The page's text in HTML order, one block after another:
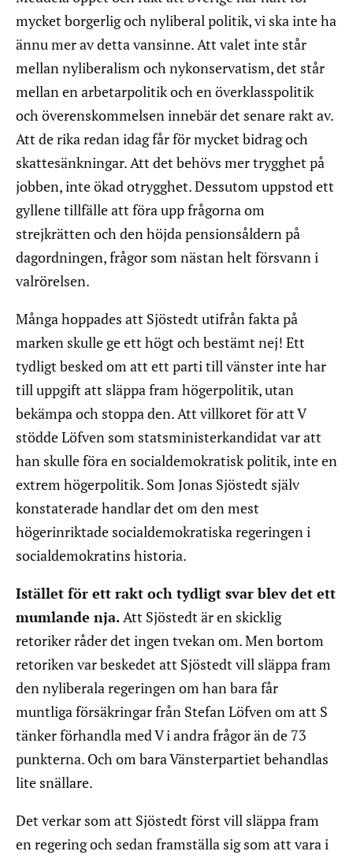
mycket borgerlig och nyliberal politik, vi ska inte ha
ännu mer av detta vansinne. Att valet inte står
mellan nyliberalism och nykonservatism, det står
mellan en arbetarpolitik och en överklasspolitik
och överenskommelsen innebär det senare rakt av.
Att de rika redan idag får för mycket bidrag och
skattesänkningar. Att det behövs mer trygghet på
jobben, inte ökad otrygghet. Dessutom uppstod ett
gyllene tillfälle att föra upp frågorna om
strejkrätten och den höjda pensionsåldern på
dagordningen, frågor som nästan helt försvann i
valrörelsen.
Många hoppades att Sjöstedt utifrån fakta på
marken skulle ge ett högt och bestämt nej! Ett
tydligt besked om att ett parti till vänster inte har
till uppgift att släppa fram högerpolitik, utan
bekämpa och stoppa den. Att villkoret för att V
stödde Löfven som statsministerkandidat var att
han skulle föra en socialdemokratisk politik, inte en
extrem högerpolitik. Som Jonas Sjöstedt själv
konstaterade handlar det om den mest
högerinriktade socialdemokratiska regeringen i
socialdemokratins historia.
Istället för ett rakt och tydligt svar blev det ett
mumlande nja.Att Sjöstedt är en skicklig
retoriker råder det ingen tvekan om. Men bortom
retoriken var beskedet att Sjöstedt vill släppa fram
den nyliberala regeringen om han bara får
muntliga försäkringar från Stefan Löfven om att S
tänker förhandla med V i andra frågor än de 73
punkterna. Och om bara Vänsterpartiet behandlas
lite snällare.
Det verkar som att Sjöstedt först vill släppa fram
en regering och sedan framställa sig som att vara i